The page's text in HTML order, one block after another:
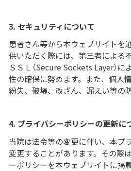
3. セキュリティについて
患者さん等から本ウェブサイトを
供いただく際には、第三者による
ＳＳＬ（Secure Sockets Layer）
性の確保に努めます。また、個人
紛失、破壊、改ざん、漏えい等の
4. プライバシーポリシーの更新に
当院は法令等の変更に伴い、本プ
変更することがあります。その際
ーポリシーを本ウェブサイトに掲